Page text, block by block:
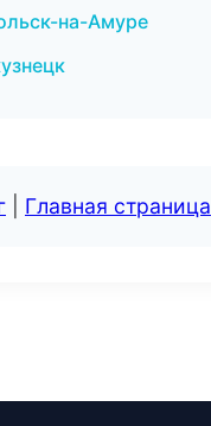
на-Амуре
Главная страница